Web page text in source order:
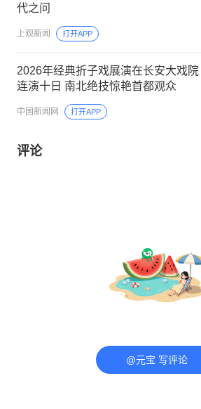
代之问
上观新闻 打开APP
2026年经典折子戏展演在长安大戏院
连演十日 南北绝技惊艳首都观众
中国新闻网 打开APP
评论
@元宝 写评论